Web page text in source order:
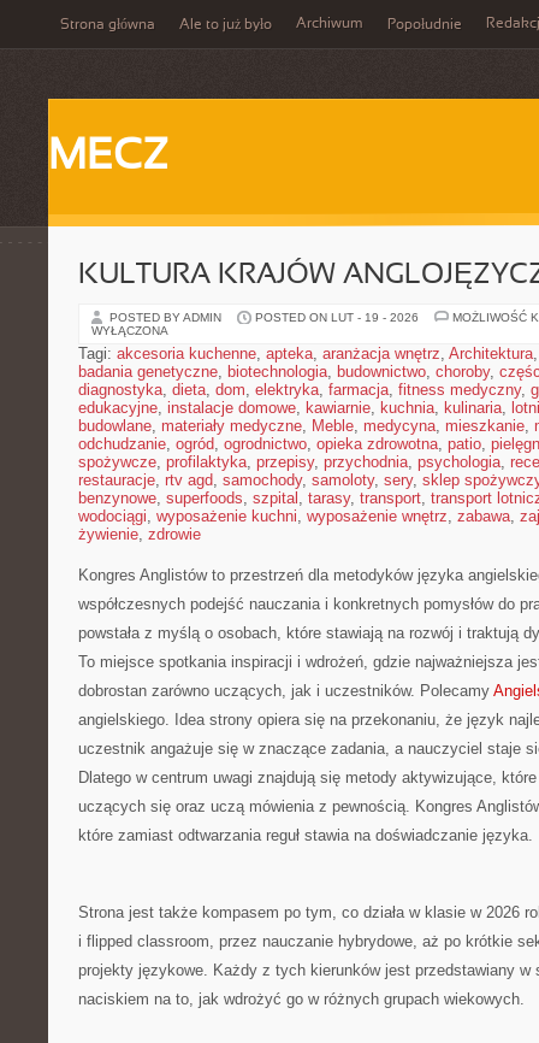
Strona główna Ale to już było Archiwum Popołudnie
MECZ
KULTURA KRAJÓW
POSTED BY ADMIN POSTED ON LUT - 19 - 2026
MOŻLIWOŚĆ
WYŁĄCZONA
Tagi: akcesoria kuchenne, apteka, aranżacja wnętrz, Architektura
badania genetyczne, biotechnologia, budownictwo, choroby,
diagnostyka, dieta, dom, elektryka, farmacja, fitness medyczny,
edukacyjne, instalacje domowe, kawiarnie, kuchnia, kulinaria,
budowlane, materiały medyczne, Meble, medycyna, mieszkanie,
odchudzanie, ogród, ogrodnictwo, opieka zdrowotna, patio,
spożywcze, profilaktyka, przepisy, przychodnia, psychologia,
restauracje, rtv agd, samochody, samoloty, sery, sklep
benzynowe, superfoods, szpital , tarasy, transport, transport
wodociągi, wyposażenie kuchni, wyposażenie wnętrz, zabawa,
żywienie, zdrowie
Kongres Anglistów to przestrzeń dla metodyków języka
współczesnych podejść nauczania i konkretnych pomysłów do
powstała z myślą o osobach, które stawiają na rozwój i traktują
To miejsce spotkania inspiracji i wdrożeń, gdzie najważniejsza
dobrostan zarówno uczących, jak i uczestników. Polecamy
angielskiego. Idea strony opiera się na przekonaniu, że język
uczestnik angażuje się w znaczące zadania, a nauczyciel staje
Dlatego w centrum uwagi znajdują się metody aktywizujące,
uczących się oraz uczą mówienia z pewnością. Kongres
które zamiast odtwarzania reguł stawia na doświadczanie języka.
Strona jest także kompasem po tym, co działa w klasie w 2026
i flipped classroom, przez nauczanie hybrydowe, aż po krótkie
projekty językowe. Każdy z tych kierunków jest przedstawiany w
naciskiem na to, jak wdrożyć go w różnych grupach wiekowych.